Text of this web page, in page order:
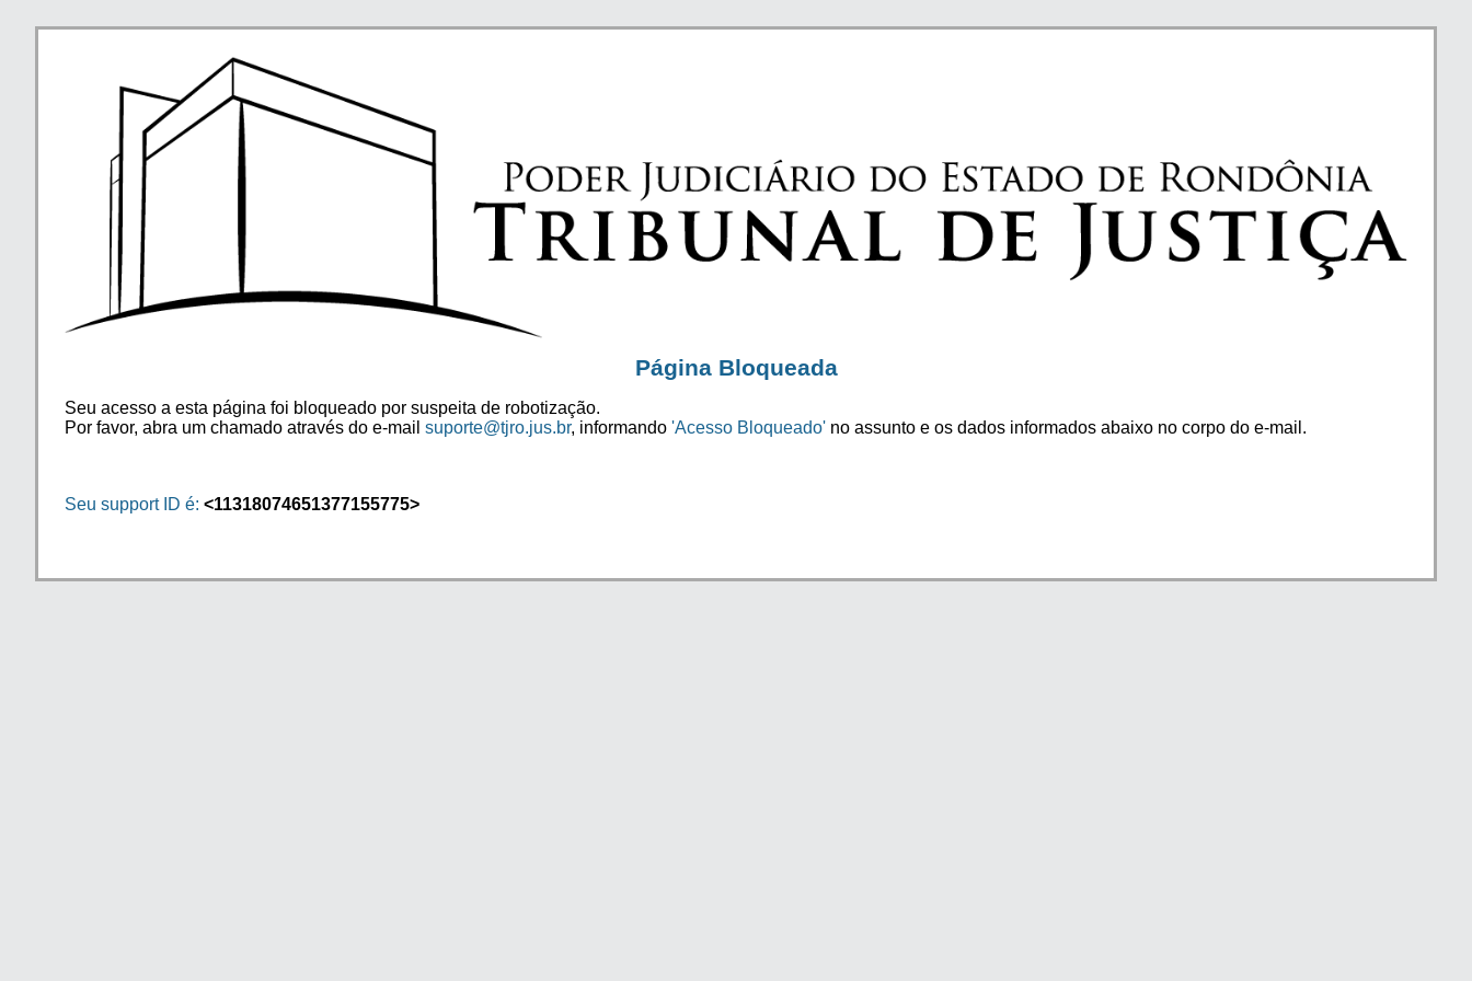
Página Bloqueada
Seu acesso a esta página foi bloqueado por suspeita de robotização.
Por favor, abra um chamado através do e-mail suporte@tjro.jus.br, informando 'Acesso Bloqueado' no assunto e os dados informados abaixo no corpo do e-mail.
Seu support ID é: <11318074651377155775>